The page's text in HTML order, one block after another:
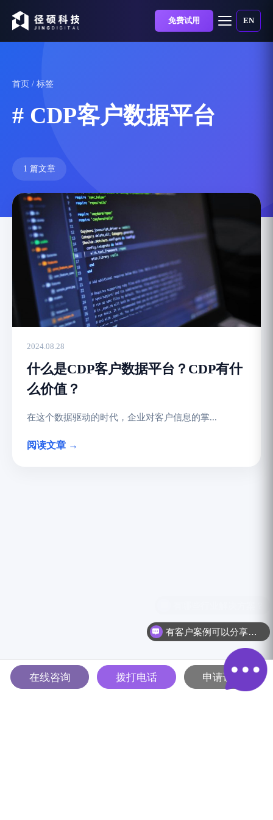
免费试用 EN
首页 / 标签
# CDP客户数据平台
1 篇文章
2024.08.28
什么是CDP客户数据平台？CDP有什
么价值？
在这个数据驱动的时代，企业对客户信息的掌...
阅读文章 →
有客户案例可以分享吗？
在线咨询 拨打电话 申请试用